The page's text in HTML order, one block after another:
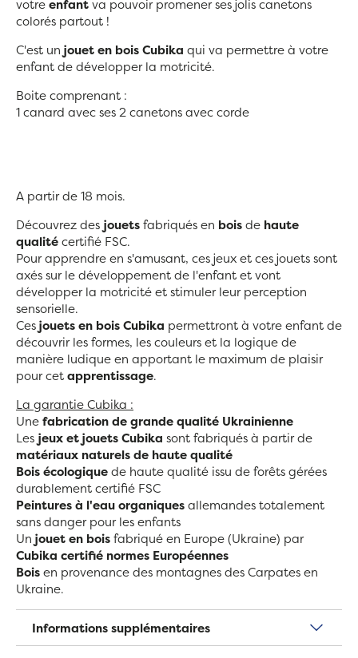
votreenfantva pouvoir promener ses jolis canetons
colorés partout !
C'est un jouet en boisCubika qui va permettre à votre
enfant de développer la motricité.
Boite comprenant :
1 canard avec ses 2 canetons avec corde
A partir de 18 mois.
Découvrez des jouetsfabriqués en boisde haute
qualitécertifié FSC.
Pour apprendre en s'amusant, ces jeux et ces jouets sont
axés sur le développement de l'enfant et vont
développer la motricité et stimuler leur perception
sensorielle.
Cesjouets en boisCubika permettront à votre enfant de
découvrir les formes, les couleurs et la logique de
manière ludique en apportant le maximum de plaisir
pour cetapprentissage.
La garantie Cubika :
Unefabrication de grande qualité Ukrainienne
Les jeux et jouets Cubika sont fabriqués à partir de
matériaux naturels de haute qualité
Bois écologiquede haute qualité issu de forêts gérées
durablement certifié FSC
Peintures à l'eau organiquesallemandes totalement
sans danger pour les enfants
Un jouet en boisfabriqué en Europe (Ukraine) par
Cubika certifié normes Européennes
Boisen provenance des montagnes des Carpates en
Ukraine.
Informations supplémentaires